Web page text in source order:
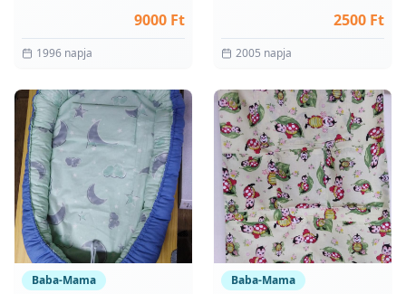
9000 Ft
1996 napja
2500 Ft
2005 napja
0
Baba-Mama
0
Baba-Mama